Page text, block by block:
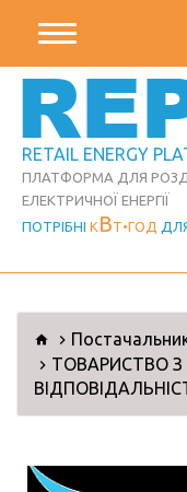
RETAIL ENERGY
ПЛАТФОРМА ДЛЯ
ЕЛЕКТРИЧНОЇ ЕНЕРГІЇ
ПОТРІБНІ К ВТ ГОД
ТОВАРИСТВО